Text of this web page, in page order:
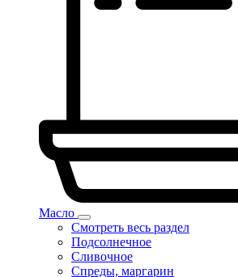
Масло
Смотреть весь раздел
Подсолнечное
Сливочное
Спреды, маргарин